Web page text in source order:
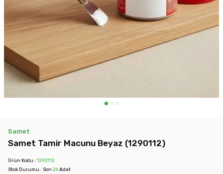
Samet
Samet Tamir Macunu Beyaz (1290112)
Ürün Kodu : 1290112
Stok Durumu : Son 26Adet